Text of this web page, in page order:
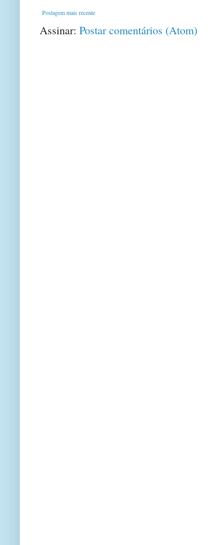
Postagem mais recente
Assinar: Postar comentários (Atom)